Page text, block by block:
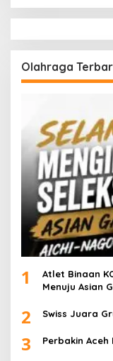
Olahraga
1
Atlet Binaan
Menuju Asian
2 Swiss Juara
3 Perbakin Aceh